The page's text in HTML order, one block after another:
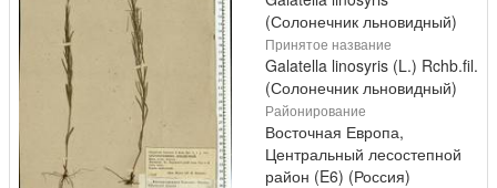
(Солонечник льновидный)
Принятое название
Galatella linosyris (L.) Rchb.fil.
(Солонечник льновидный)
Районирование
Восточная Европа,
Центральный лесостепной
район (E6) (Россия)